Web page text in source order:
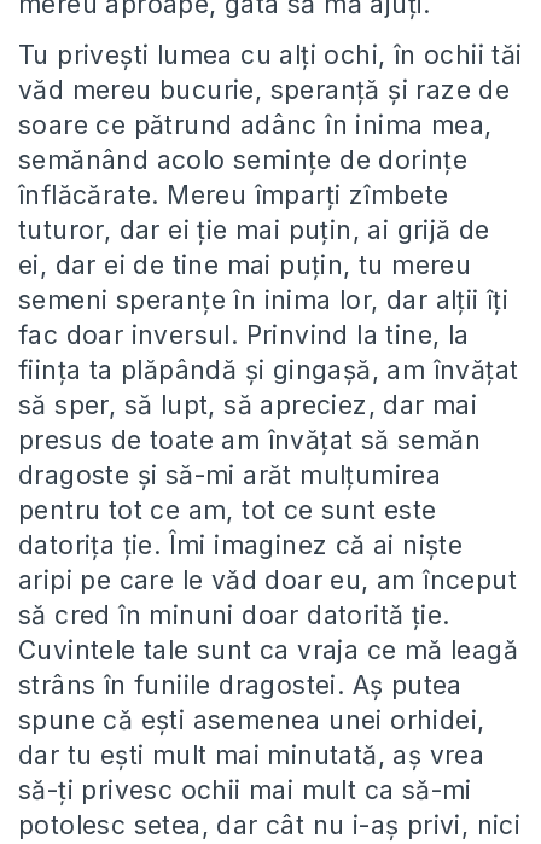
Tu privești lumea cu alți ochi, în ochii tăi
văd mereu bucurie, speranță și raze de
soare ce pătrund adânc în inima mea,
semănând acolo semințe de dorințe
înflăcărate. Mereu împarți zîmbete
tuturor, dar ei ție mai puțin, ai grijă de
ei, dar ei de tine mai puțin, tu mereu
semeni speranțe în inima lor, dar alții îți
fac doar inversul. Prinvind la tine, la
ființa ta plăpândă și gingașă, am învățat
să sper, să lupt, să apreciez, dar mai
presus de toate am învățat să semăn
dragoste și să-mi arăt mulțumirea
pentru tot ce am, tot ce sunt este
datorița ție. Îmi imaginez că ai niște
aripi pe care le văd doar eu, am început
să cred în minuni doar datorită ție.
Cuvintele tale sunt ca vraja ce mă leagă
strâns în funiile dragostei. Aș putea
spune că ești asemenea unei orhidei,
dar tu ești mult mai minutată, aș vrea
să-ți privesc ochii mai mult ca să-mi
potolesc setea, dar cât nu i-aș privi, nici